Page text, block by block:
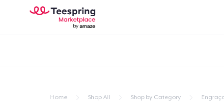
Home Shop All Shop by Category